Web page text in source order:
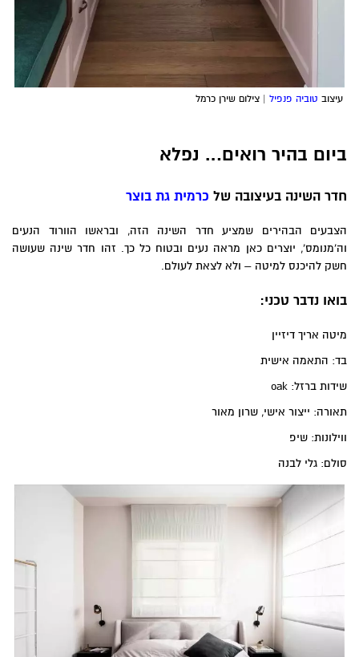
עיצוב טוביה פנפיל | צילום שירן כרמל
ביום בהיר רואים… נפלא
חדר השינה בעיצובה של כרמית גת בוצר
הצבעים הבהירים שמציע חדר השינה הזה, ובראשו הוורוד הנעים
וה'מנומס', יוצרים כאן מראה נעים ובטוח כל כך. זהו חדר שינה שעושה
חשק להיכנס למיטה – ולא לצאת לעולם.
בואו נדבר טכני:
מיטה אריך דיזיין
בד: התאמה אישית
שידות ברזל: oak
תאורה: ייצור אישי, שרון מאור
ווילונות: שיפ
סולם: גלי לבנה